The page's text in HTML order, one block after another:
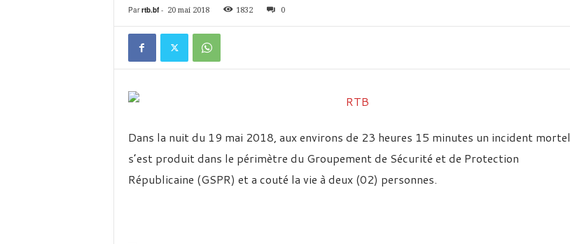
i
o
Par rtb.bf- 20 mai 2018 1832 0
Dans la nuit du 19 mai 2018, aux environs de 23 heures 15 minutes un incident mortel
s’est produit dans le périmètre du Groupement de Sécurité et de Protection
Républicaine (GSPR) et a couté la vie à deux (02) personnes.